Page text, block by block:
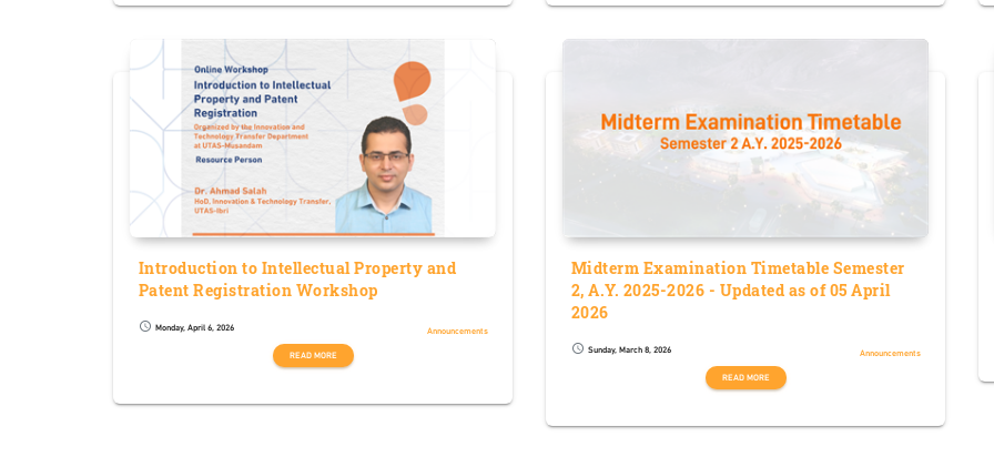
Introduction to Intellectual Property and
Patent Registration Workshop
schedule Monday, April 6, 2026
Announcements
READ MORE
Midterm Examination Timetable Semester
2, A.Y. 2025-2026 - Updated as of 05 April
2026
schedule Sunday, March 8, 2026
Announcements
READ MORE